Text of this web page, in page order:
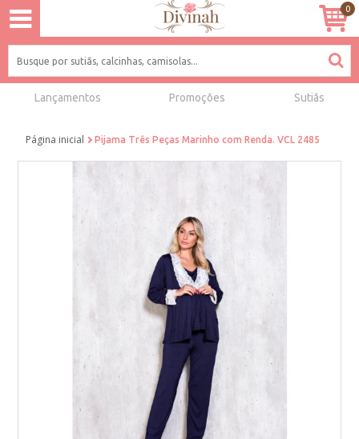
0
Lançamentos Promoções Sutiãs
Página inicial Pijama Três Peças Marinho com Renda. VCL 2485